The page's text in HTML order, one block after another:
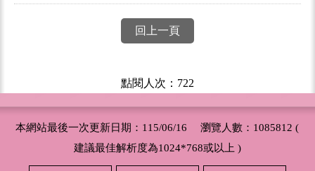
回上一頁
點閱人次：722
本網站最後一次更新日期：115/06/16 瀏覽人數：1085812 (
建議最佳解析度為1024*768或以上 )